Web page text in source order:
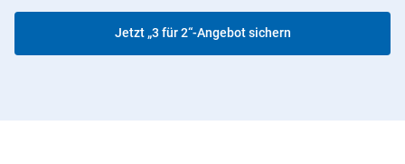
Jetzt „3 für 2“-Angebot sichern